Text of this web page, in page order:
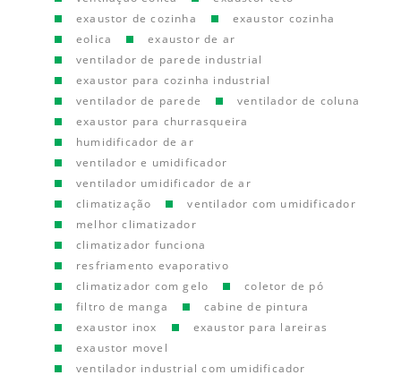
exaustor de cozinha
exaustor cozinha
eolica
exaustor de ar
ventilador de parede industrial
exaustor para cozinha industrial
ventilador de parede
ventilador de coluna
exaustor para churrasqueira
humidificador de ar
ventilador e umidificador
ventilador umidificador de ar
climatização
ventilador com umidificador
melhor climatizador
climatizador funciona
resfriamento evaporativo
climatizador com gelo
coletor de pó
filtro de manga
cabine de pintura
exaustor inox
exaustor para lareiras
exaustor movel
ventilador industrial com umidificador